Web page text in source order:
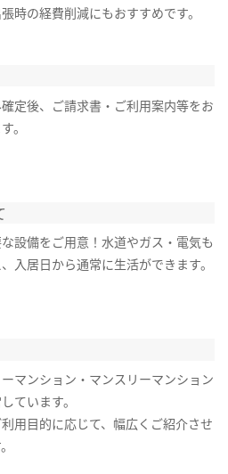
時の経費削減にもおすすめです。
定後、ご請求書・ご利用案内等をお
。
設備をご用意！水道やガス・電気も
入居日から通常に生活ができます。
マンション・マンスリーマンション
ています。
用目的に応じて、幅広くご紹介させ